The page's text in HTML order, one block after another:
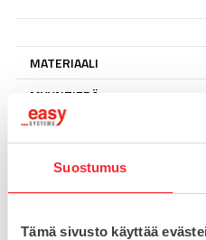
Suostumus
Tämä sivusto käyttää
MATERIAALI
MYYNTIERÄ
URA